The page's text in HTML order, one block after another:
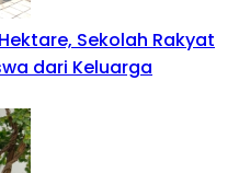
Sekolah Rakyat
dari Keluarga